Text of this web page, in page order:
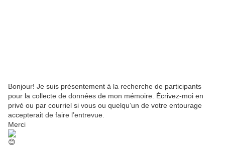
Bonjour! Je suis présentement à la recherche de participants
pour la collecte de données de mon mémoire. Écrivez-moi en
privé ou par courriel si vous ou quelqu’un de votre entourage
accepterait de faire l’entrevue.
Merci